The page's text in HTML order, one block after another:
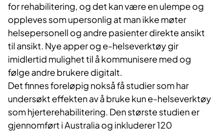
for rehabilitering, og det kan være en ulempe og
oppleves som upersonlig at man ikke møter
helsepersonell og andre pasienter direkte ansikt
til ansikt. Nye apper og e-helseverktøy gir
imidlertid mulighet til å kommunisere med og
følge andre brukere digitalt.
Det finnes foreløpig nokså få studier som har
undersøkt effekten av å bruke kun e-helseverktøy
som hjerterehabilitering. Den største studien er
gjennomført i Australia og inkluderer 120